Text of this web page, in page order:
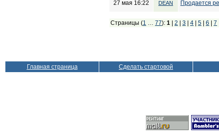
27 мая 16:22 DEAN Продается
Страницы (1 77): 1 | 2 | 3 | 4 | 5 | 6 | 7
Главная страница Сделать стартовой